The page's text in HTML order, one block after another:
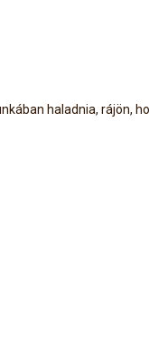
haladnia, rájön,